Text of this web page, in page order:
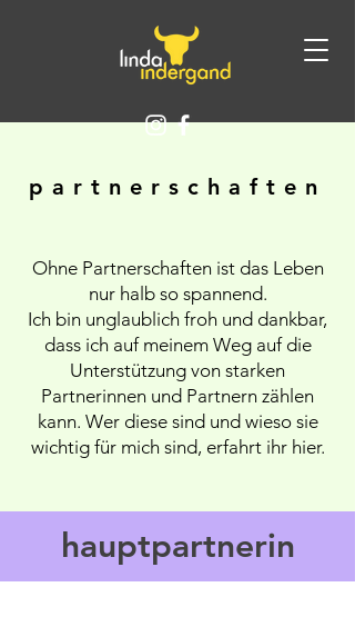
partnerschaften
Ohne Partnerschaften ist das Leben
nur halb so spannend.
Ich bin unglaublich froh und dankbar,
dass ich auf meinem Weg auf die
Unterstützung von starken
Partnerinnen und Partnern zählen
kann. Wer diese sind und wieso sie
wichtig für mich sind, erfahrt ihr hier.
hauptpartnerin